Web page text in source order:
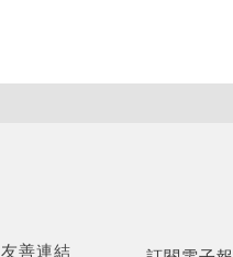
友善連結